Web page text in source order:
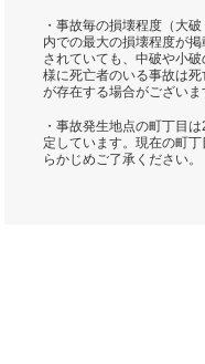
・事故毎の損壊程度（大
内での最大の損壊程度が
されていても、中破や小
様に死亡者のいる事故は
が存在する場合がございま
・事故発生地点の町丁目
定しています。現在の町
らかじめご了承ください。